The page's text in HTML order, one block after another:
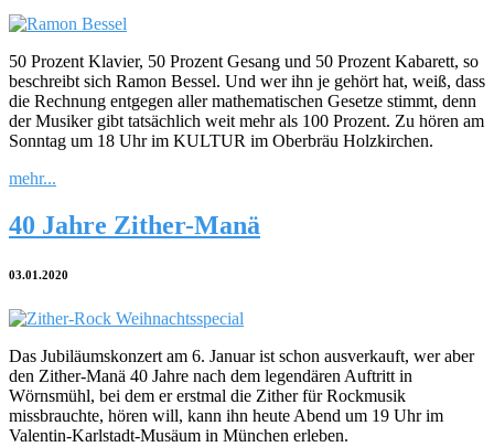
50 Prozent Klavier, 50 Prozent Gesang und 50 Prozent Kabarett, so
beschreibt sich Ramon Bessel. Und wer ihn je gehört hat, weiß, dass
die Rechnung entgegen aller mathematischen Gesetze stimmt, denn
der Musiker gibt tatsächlich weit mehr als 100 Prozent. Zu hören am
Sonntag um 18 Uhr im KULTUR im Oberbräu Holzkirchen.
mehr...
40 Jahre Zither-Manä
03.01.2020
Das Jubiläumskonzert am 6. Januar ist schon ausverkauft, wer aber
den Zither-Manä 40 Jahre nach dem legendären Auftritt in
Wörnsmühl, bei dem er erstmal die Zither für Rockmusik
missbrauchte, hören will, kann ihn heute Abend um 19 Uhr im
Valentin-Karlstadt-Musäum in München erleben.